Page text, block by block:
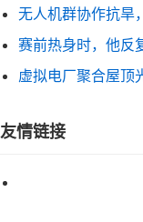
无人机群协作抗旱
赛前热身时，他反
虚拟电厂聚合屋顶
友情链接